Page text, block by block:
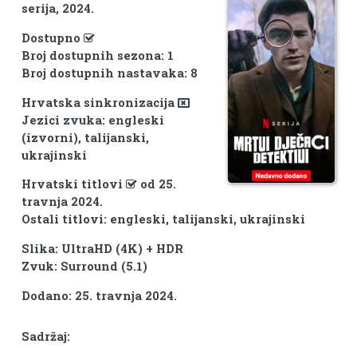
serija, 2024.
Dostupno
Broj dostupnih sezona: 1
Broj dostupnih nastavaka: 8
Hrvatska sinkronizacija
Jezici zvuka: engleski
(izvorni), talijanski,
ukrajinski
Hrvatski titlovi
od 25.
travnja 2024.
Ostali titlovi: engleski, talijanski, ukrajinski
Slika: UltraHD (4K) + HDR
Zvuk: Surround (5.1)
Dodano: 25. travnja 2024.
Sadržaj: